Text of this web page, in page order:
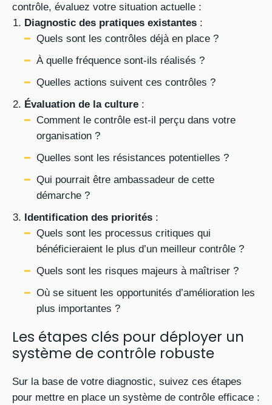
contrôle, évaluez votre situation actuelle :
Diagnostic des pratiques existantes :
Quels sont les contrôles déjà en place ?
À quelle fréquence sont-ils réalisés ?
Quelles actions suivent ces contrôles ?
Évaluation de la culture :
Comment le contrôle est-il perçu dans votre
organisation ?
Quelles sont les résistances potentielles ?
Qui pourrait être ambassadeur de cette
démarche ?
Identification des priorités :
Quels sont les processus critiques qui
bénéficieraient le plus d’un meilleur contrôle ?
Quels sont les risques majeurs à maîtriser ?
Où se situent les opportunités d’amélioration les
plus importantes ?
Les étapes clés pour déployer un
système de contrôle robuste
Sur la base de votre diagnostic, suivez ces étapes
pour mettre en place un système de contrôle efficace :